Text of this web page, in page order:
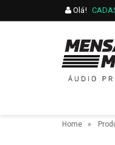
Olá!
AUDIO
Home